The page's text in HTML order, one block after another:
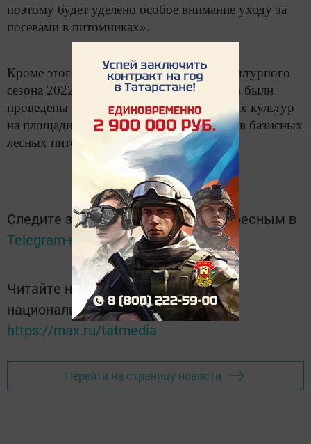
поэтому будет уделено особое внимание уходу за
посевами в питомниках».
Кроме этого, в рамках весеннего лесокультурного
сезона 2022 года специалистами лесхозов были
проведены работы по дополнению лесных культур
на площади 2193 га (54%), посеву семян в базисных
лесных питомниках – на 21 га (100%).
Следите за самым важным и интересным в
Telegram-каналеТатмедиа
Читайте новости Татарстана в
национальном мессенджере MАХ:
https://max.ru/tatmedia
Перейти на страницу новости